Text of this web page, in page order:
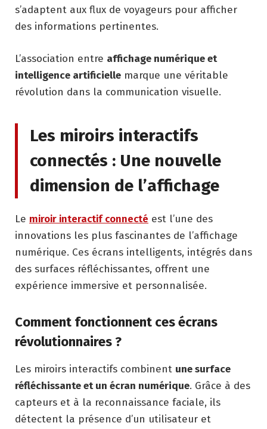
s’adaptent aux flux de voyageurs pour afficher
des informations pertinentes.
L’association entre affichage numérique et
intelligence artificielle marque une véritable
révolution dans la communication visuelle.
Les miroirs interactifs
connectés : Une nouvelle
dimension de l’affichage
Le miroir interactif connecté est l’une des
innovations les plus fascinantes de l’affichage
numérique. Ces écrans intelligents, intégrés dans
des surfaces réfléchissantes, offrent une
expérience immersive et personnalisée.
Comment fonctionnent ces écrans
révolutionnaires ?
Les miroirs interactifs combinent une surface
réfléchissante et un écran numérique. Grâce à des
capteurs et à la reconnaissance faciale, ils
détectent la présence d’un utilisateur et